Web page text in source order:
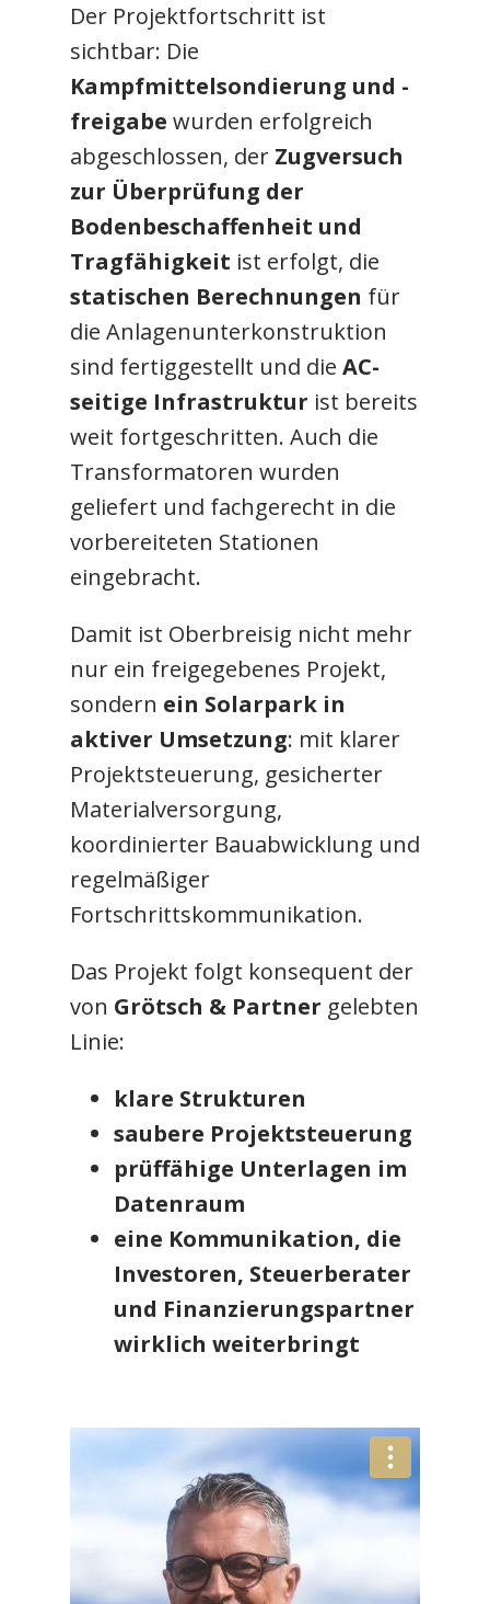
Der Projektfortschritt ist
sichtbar: Die
Kampfmittelsondierung und -
freigabe wurden erfolgreich
abgeschlossen, der Zugversuch
zur Überprüfung der
Bodenbeschaffenheit und
Tragfähigkeit ist erfolgt, die
statischen Berechnungen für
die Anlagenunterkonstruktion
sind fertiggestellt und die AC-
seitige Infrastruktur ist bereits
weit fortgeschritten. Auch die
Transformatoren wurden
geliefert und fachgerecht in die
vorbereiteten Stationen
eingebracht.
Damit ist Oberbreisig nicht mehr
nur ein freigegebenes Projekt,
sondern ein Solarpark in
aktiver Umsetzung: mit klarer
Projektsteuerung, gesicherter
Materialversorgung,
koordinierter Bauabwicklung und
regelmäßiger
Fortschrittskommunikation.
Das Projekt folgt konsequent der
von Grötsch & Partner gelebten
Linie:
klare Strukturen
saubere Projektsteuerung
prüffähige Unterlagen im
Datenraum
eine Kommunikation, die
Investoren, Steuerberater
und Finanzierungspartner
wirklich weiterbringt